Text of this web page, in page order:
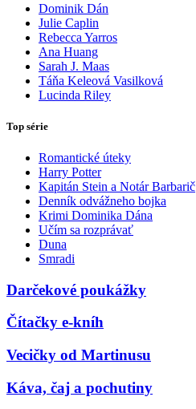
Dominik Dán
Julie Caplin
Rebecca Yarros
Ana Huang
Sarah J. Maas
Táňa Keleová Vasilková
Lucinda Riley
Top série
Romantické úteky
Harry Potter
Kapitán Stein a Notár Barbarič
Denník odvážneho bojka
Krimi Dominika Dána
Učím sa rozprávať
Duna
Smradi
Darčekové poukážky
Čítačky e-kníh
Vecičky od Martinusu
Káva, čaj a pochutiny